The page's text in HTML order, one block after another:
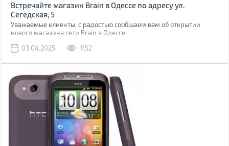
Встречайте магазин Brain в Одессе по адресу ул.
Сегедская, 5
Уважаемые клиенты, с радостью сообщаем вам об открытии
нового магазина сети Brain в Одессе.
03.04.2025
1152